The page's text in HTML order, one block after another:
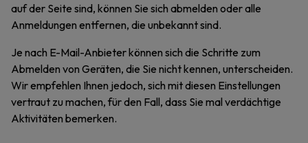
auf der Seite sind, können Sie sich abmelden oder alle
Anmeldungen entfernen, die unbekannt sind.
Je nach E-Mail-Anbieter können sich die Schritte zum
Abmelden von Geräten, die Sie nicht kennen, unterscheiden.
Wir empfehlen Ihnen jedoch, sich mit diesen Einstellungen
vertraut zu machen, für den Fall, dass Sie mal verdächtige
Aktivitäten bemerken.